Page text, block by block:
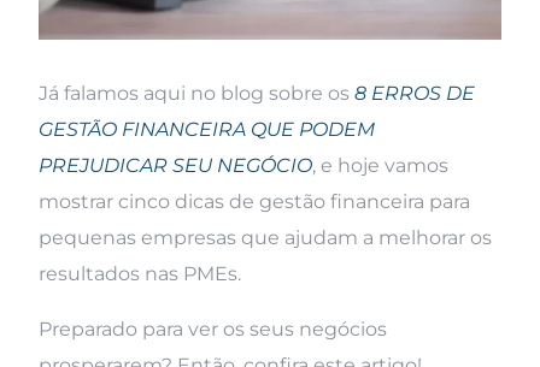
Já falamos aqui no blog sobre os8 ERROS DE
GESTÃO FINANCEIRA QUE PODEM
PREJUDICAR SEU NEGÓCIO, e hoje vamos
mostrar cinco dicas de gestão financeira para
pequenas empresas que ajudam a melhorar os
resultados nas PMEs.
Preparado para ver os seus negócios